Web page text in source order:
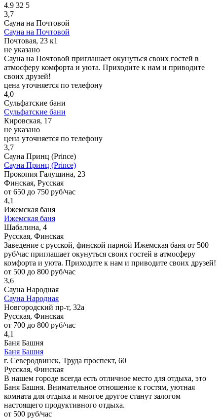
4.9 32 5
3,7
Сауна на Почтовой
Сауна на Почтовой
Почтовая, 23 к1
не указано
Сауна на Почтовой приглашает окунуться своих гостей в
атмосферу комфорта и уюта. Приходите к нам и приводите
своих друзей!
цена уточняется по телефону
4,0
Сульфатские бани
Сульфатские бани
Кировская, 17
не указано
цена уточняется по телефону
3,7
Сауна Принц (Prince)
Сауна Принц (Prince)
Прокопия Галушина, 23
Финская, Русская
от 650 до 750 руб/час
4,1
Ижемская баня
Ижемская баня
Шабалина, 4
Русская, Финская
Заведение с русской, финской парной Ижемская баня от 500
руб/час приглашает окунуться своих гостей в атмосферу
комфорта и уюта. Приходите к нам и приводите своих друзей!
от 500 до 800 руб/час
3,6
Сауна Народная
Сауна Народная
Новгородский пр-т, 32а
Русская, Финская
от 700 до 800 руб/час
4,1
Баня Башня
Баня Башня
г. Северодвинск, Труда проспект, 60
Русская, Финская
В нашем городе всегда есть отличное место для отдыха, это
Баня Башня. Внимательное отношение к гостям, уютная
комната для отдыха и многое другое станут залогом
настоящего продуктивного отдыха.
от 500 руб/час